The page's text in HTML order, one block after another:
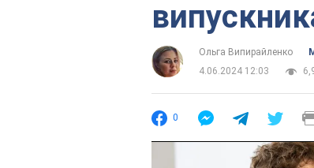
Ольга Випирайленко
4.06.2024 12:03
0